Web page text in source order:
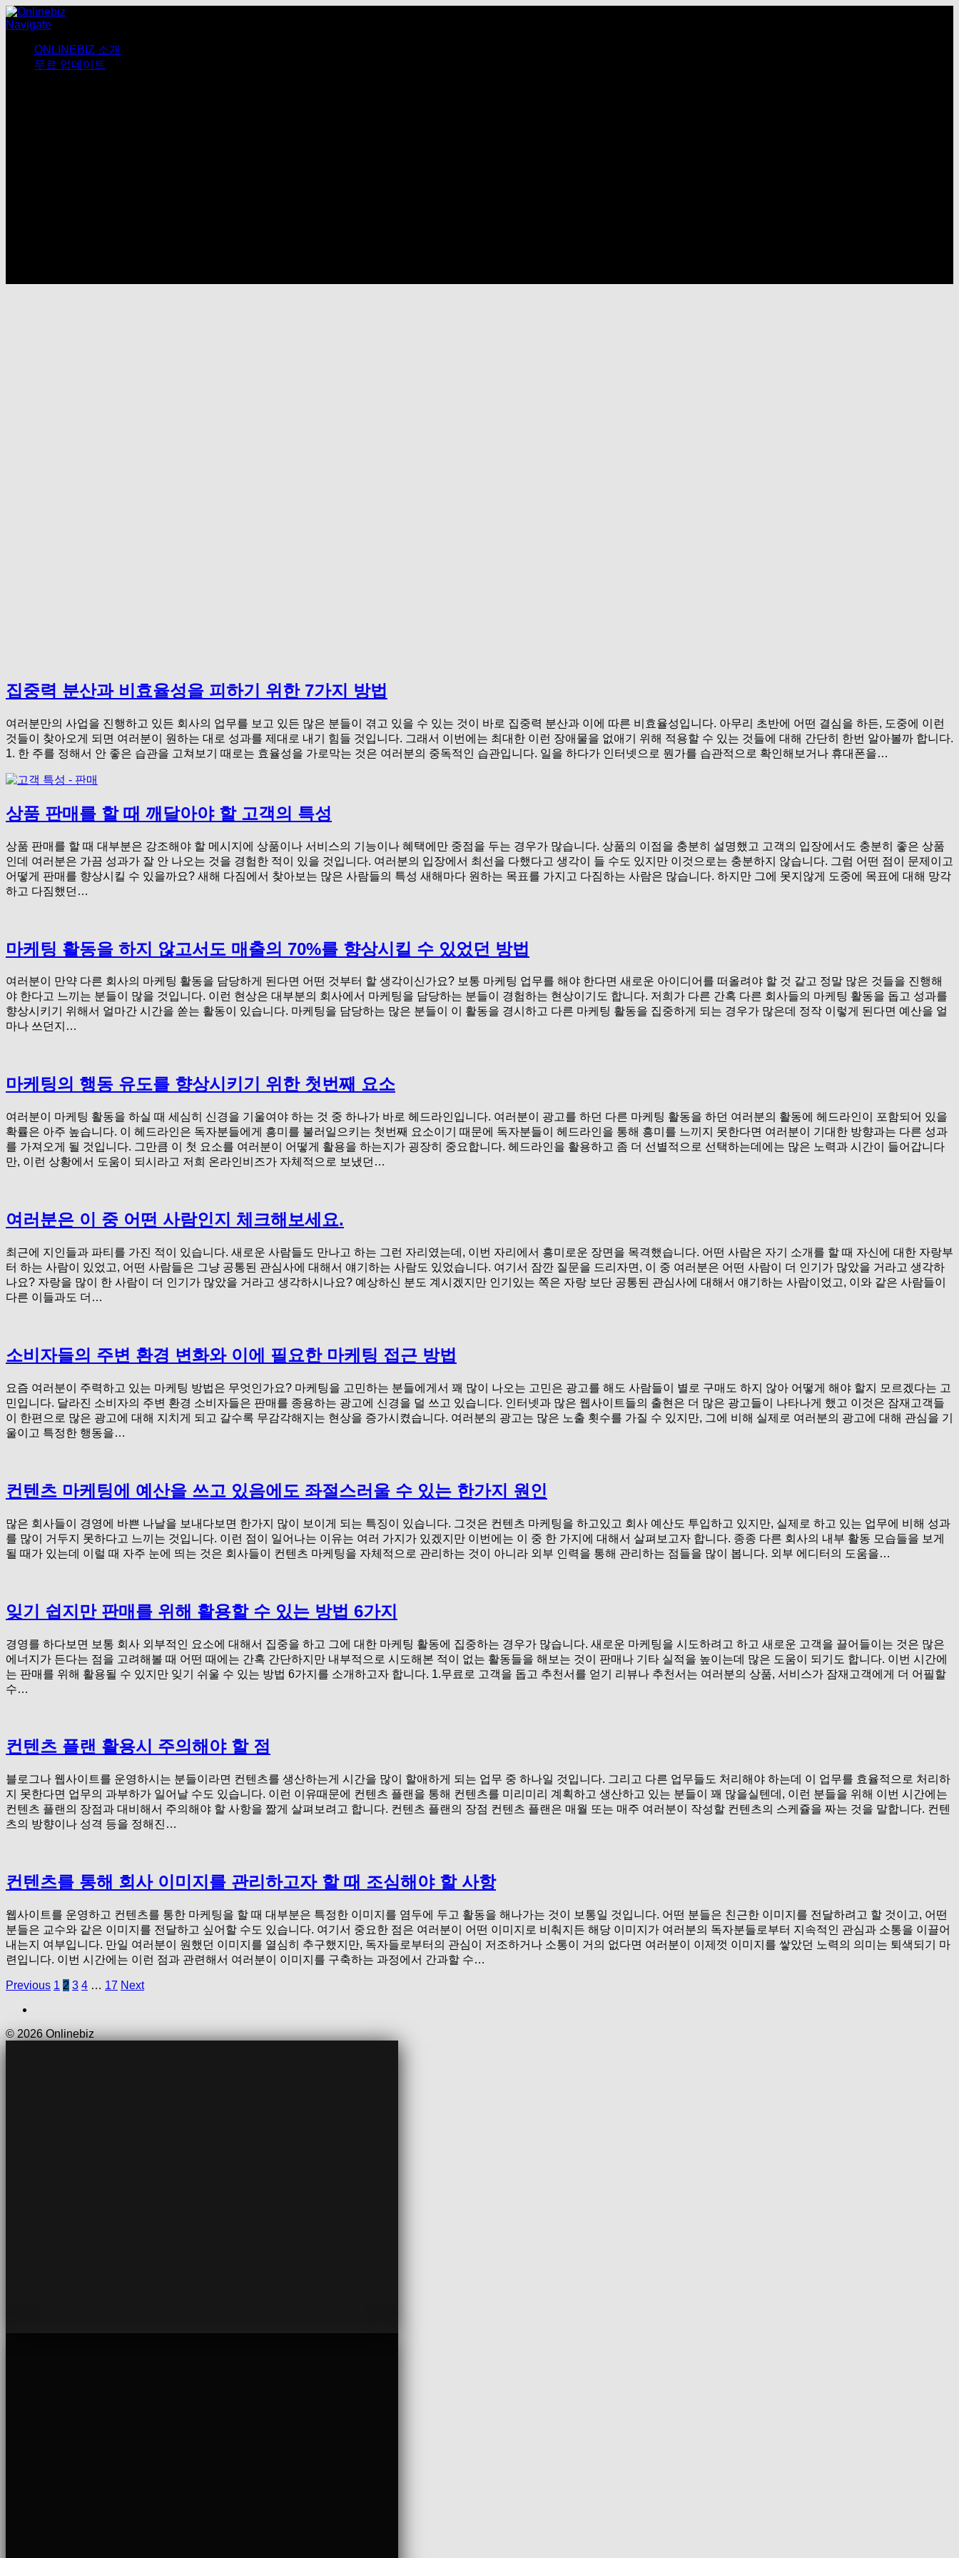
Navigate
ONLINEBIZ 소개
무료 업데이트
집중력 분산과 비효율성을 피하기 위한 7가지 방법
여러분만의 사업을 진행하고 있든 회사의 업무를 보고 있든 많은 분들이 겪고 있을 수 있는 것이 바로 집중력 분산과 이에 따른 비효율성입니다. 아무리 초반에 어떤 결심을 하든, 도중에 이런
것들이 찾아오게 되면 여러분이 원하는 대로 성과를 제대로 내기 힘들 것입니다. 그래서 이번에는 최대한 이런 장애물을 없애기 위해 적용할 수 있는 것들에 대해 간단히 한번 알아볼까 합니다.
1. 한 주를 정해서 안 좋은 습관을 고쳐보기 때로는 효율성을 가로막는 것은 여러분의 중독적인 습관입니다. 일을 하다가 인터넷으로 뭔가를 습관적으로 확인해보거나 휴대폰을…
상품 판매를 할 때 깨달아야 할 고객의 특성
상품 판매를 할 때 대부분은 강조해야 할 메시지에 상품이나 서비스의 기능이나 혜택에만 중점을 두는 경우가 많습니다. 상품의 이점을 충분히 설명했고 고객의 입장에서도 충분히 좋은 상품
인데 여러분은 가끔 성과가 잘 안 나오는 것을 경험한 적이 있을 것입니다. 여러분의 입장에서 최선을 다했다고 생각이 들 수도 있지만 이것으로는 충분하지 않습니다. 그럼 어떤 점이 문제이고
어떻게 판매를 향상시킬 수 있을까요? 새해 다짐에서 찾아보는 많은 사람들의 특성 새해마다 원하는 목표를 가지고 다짐하는 사람은 많습니다. 하지만 그에 못지않게 도중에 목표에 대해 망각
하고 다짐했던…
마케팅 활동을 하지 않고서도 매출의 70%를 향상시킬 수 있었던 방법
여러분이 만약 다른 회사의 마케팅 활동을 담당하게 된다면 어떤 것부터 할 생각이신가요? 보통 마케팅 업무를 해야 한다면 새로운 아이디어를 떠올려야 할 것 같고 정말 많은 것들을 진행해
야 한다고 느끼는 분들이 많을 것입니다. 이런 현상은 대부분의 회사에서 마케팅을 담당하는 분들이 경험하는 현상이기도 합니다. 저희가 다른 간혹 다른 회사들의 마케팅 활동을 돕고 성과를
향상시키기 위해서 얼마간 시간을 쏟는 활동이 있습니다. 마케팅을 담당하는 많은 분들이 이 활동을 경시하고 다른 마케팅 활동을 집중하게 되는 경우가 많은데 정작 이렇게 된다면 예산을 얼
마나 쓰던지…
마케팅의 행동 유도를 향상시키기 위한 첫번째 요소
여러분이 마케팅 활동을 하실 때 세심히 신경을 기울여야 하는 것 중 하나가 바로 헤드라인입니다. 여러분이 광고를 하던 다른 마케팅 활동을 하던 여러분의 활동에 헤드라인이 포함되어 있을
확률은 아주 높습니다. 이 헤드라인은 독자분들에게 흥미를 불러일으키는 첫번째 요소이기 때문에 독자분들이 헤드라인을 통해 흥미를 느끼지 못한다면 여러분이 기대한 방향과는 다른 성과
를 가져오게 될 것입니다. 그만큼 이 첫 요소를 여러분이 어떻게 활용을 하는지가 굉장히 중요합니다. 헤드라인을 활용하고 좀 더 선별적으로 선택하는데에는 많은 노력과 시간이 들어갑니다
만, 이런 상황에서 도움이 되시라고 저희 온라인비즈가 자체적으로 보냈던…
여러분은 이 중 어떤 사람인지 체크해보세요.
최근에 지인들과 파티를 가진 적이 있습니다. 새로운 사람들도 만나고 하는 그런 자리였는데, 이번 자리에서 흥미로운 장면을 목격했습니다. 어떤 사람은 자기 소개를 할 때 자신에 대한 자랑부
터 하는 사람이 있었고, 어떤 사람들은 그냥 공통된 관심사에 대해서 얘기하는 사람도 있었습니다. 여기서 잠깐 질문을 드리자면, 이 중 여러분은 어떤 사람이 더 인기가 많았을 거라고 생각하
나요? 자랑을 많이 한 사람이 더 인기가 많았을 거라고 생각하시나요? 예상하신 분도 계시겠지만 인기있는 쪽은 자랑 보단 공통된 관심사에 대해서 얘기하는 사람이었고, 이와 같은 사람들이
다른 이들과도 더…
소비자들의 주변 환경 변화와 이에 필요한 마케팅 접근 방법
요즘 여러분이 주력하고 있는 마케팅 방법은 무엇인가요? 마케팅을 고민하는 분들에게서 꽤 많이 나오는 고민은 광고를 해도 사람들이 별로 구매도 하지 않아 어떻게 해야 할지 모르겠다는 고
민입니다. 달라진 소비자의 주변 환경 소비자들은 판매를 종용하는 광고에 신경을 덜 쓰고 있습니다. 인터넷과 많은 웹사이트들의 출현은 더 많은 광고들이 나타나게 했고 이것은 잠재고객들
이 한편으로 많은 광고에 대해 지치게 되고 갈수록 무감각해지는 현상을 증가시켰습니다. 여러분의 광고는 많은 노출 횟수를 가질 수 있지만, 그에 비해 실제로 여러분의 광고에 대해 관심을 기
울이고 특정한 행동을…
컨텐츠 마케팅에 예산을 쓰고 있음에도 좌절스러울 수 있는 한가지 원인
많은 회사들이 경영에 바쁜 나날을 보내다보면 한가지 많이 보이게 되는 특징이 있습니다. 그것은 컨텐츠 마케팅을 하고있고 회사 예산도 투입하고 있지만, 실제로 하고 있는 업무에 비해 성과
를 많이 거두지 못하다고 느끼는 것입니다. 이런 점이 일어나는 이유는 여러 가지가 있겠지만 이번에는 이 중 한 가지에 대해서 살펴보고자 합니다. 종종 다른 회사의 내부 활동 모습들을 보게
될 때가 있는데 이럴 때 자주 눈에 띄는 것은 회사들이 컨텐츠 마케팅을 자체적으로 관리하는 것이 아니라 외부 인력을 통해 관리하는 점들을 많이 봅니다. 외부 에디터의 도움을…
잊기 쉽지만 판매를 위해 활용할 수 있는 방법 6가지
경영를 하다보면 보통 회사 외부적인 요소에 대해서 집중을 하고 그에 대한 마케팅 활동에 집중하는 경우가 많습니다. 새로운 마케팅을 시도하려고 하고 새로운 고객을 끌어들이는 것은 많은
에너지가 든다는 점을 고려해볼 때 어떤 때에는 간혹 간단하지만 내부적으로 시도해본 적이 없는 활동들을 해보는 것이 판매나 기타 실적을 높이는데 많은 도움이 되기도 합니다. 이번 시간에
는 판매를 위해 활용될 수 있지만 잊기 쉬울 수 있는 방법 6가지를 소개하고자 합니다. 1.무료로 고객을 돕고 추천서를 얻기 리뷰나 추천서는 여러분의 상품, 서비스가 잠재고객에게 더 어필할
수…
컨텐츠 플랜 활용시 주의해야 할 점
블로그나 웹사이트를 운영하시는 분들이라면 컨텐츠를 생산하는게 시간을 많이 할애하게 되는 업무 중 하나일 것입니다. 그리고 다른 업무들도 처리해야 하는데 이 업무를 효율적으로 처리하
지 못한다면 업무의 과부하가 일어날 수도 있습니다. 이런 이유때문에 컨텐츠 플랜을 통해 컨텐츠를 미리미리 계획하고 생산하고 있는 분들이 꽤 많을실텐데, 이런 분들을 위해 이번 시간에는
컨텐츠 플랜의 장점과 대비해서 주의해야 할 사항을 짦게 살펴보려고 합니다. 컨텐츠 플랜의 장점 컨텐츠 플랜은 매월 또는 매주 여러분이 작성할 컨텐츠의 스케쥴을 짜는 것을 말합니다. 컨텐
츠의 방향이나 성격 등을 정해진…
컨텐츠를 통해 회사 이미지를 관리하고자 할 때 조심해야 할 사항
웹사이트를 운영하고 컨텐츠를 통한 마케팅을 할 때 대부분은 특정한 이미지를 염두에 두고 활동을 해나가는 것이 보통일 것입니다. 어떤 분들은 친근한 이미지를 전달하려고 할 것이고, 어떤
분들은 교수와 같은 이미지를 전달하고 싶어할 수도 있습니다. 여기서 중요한 점은 여러분이 어떤 이미지로 비춰지든 해당 이미지가 여러분의 독자분들로부터 지속적인 관심과 소통을 이끌어
내는지 여부입니다. 만일 여러분이 원했던 이미지를 열심히 추구했지만, 독자들로부터의 관심이 저조하거나 소통이 거의 없다면 여러분이 이제껏 이미지를 쌓았던 노력의 의미는 퇴색되기 마
련입니다. 이번 시간에는 이런 점과 관련해서 여러분이 이미지를 구축하는 과정에서 간과할 수…
Previous 1 2 3 4 … 17 Next
© 2026 Onlinebiz